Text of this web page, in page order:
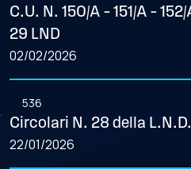
C.U. N. 150/A – 151/A –
29 LND
02/02/2026
536
Circolari N. 28 della L.N.D.
22/01/2026